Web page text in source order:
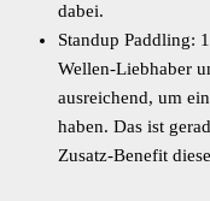
dabei.
Standup Paddling:
Wellen-Liebhaber
ausreichend, um
haben. Das ist
Zusatz-Benefit